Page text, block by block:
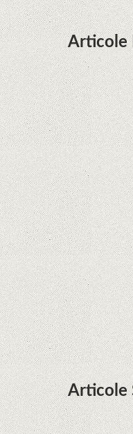
Articole
Dota Anime
la Legenda
Curtea
Google în
Zvon:
terminalele
Huawei P50
şi e mai
telephoto cu
Articole
Microsoft